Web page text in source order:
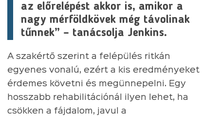
az előrelépést akkor is, amikor a
nagy mérföldkövek még távolinak
tűnnek” – tanácsolja Jenkins.
A szakértő szerint a felépülés ritkán
egyenes vonalú, ezért a kis eredményeket
érdemes követni és megünnepelni. Egy
hosszabb rehabilitációnál ilyen lehet, ha
csökken a fájdalom, javul a